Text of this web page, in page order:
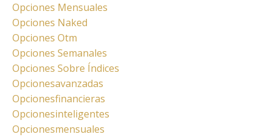
Opciones Mensuales
Opciones Naked
Opciones Otm
Opciones Semanales
Opciones Sobre Índices
Opcionesavanzadas
Opcionesfinancieras
Opcionesinteligentes
Opcionesmensuales